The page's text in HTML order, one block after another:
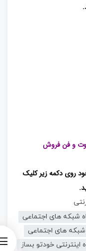
و فن فروش
روی دکمه زیر کلیک
شبکه های اجتماعی
شبکه های اجتماعی
اینترنتی خودتو بساز